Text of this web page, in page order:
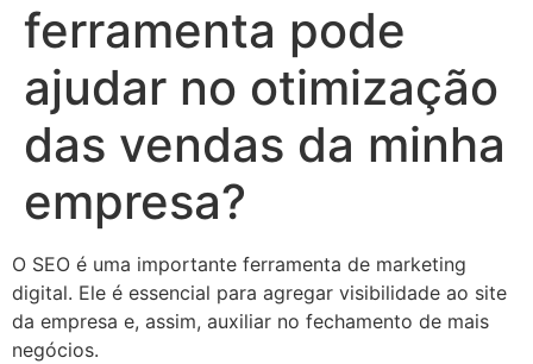
ferramenta pode
ajudar no otimização
das vendas da minha
empresa?
O SEO é uma importante ferramenta de marketing
digital. Ele é essencial para agregar visibilidade ao site
da empresa e, assim, auxiliar no fechamento de mais
negócios.